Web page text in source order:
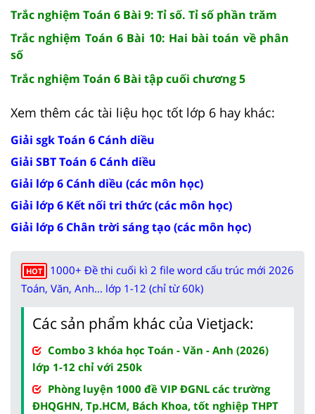
Trắc nghiệm Toán 6 Bài 9: Tỉ số. Tỉ số phần trăm
Trắc nghiệm Toán 6 Bài 10: Hai bài toán về phân
số
Trắc nghiệm Toán 6 Bài tập cuối chương 5
Xem thêm các tài liệu học tốt lớp 6 hay khác:
Giải sgk Toán 6 Cánh diều
Giải SBT Toán 6 Cánh diều
Giải lớp 6 Cánh diều (các môn học)
Giải lớp 6 Kết nối tri thức (các môn học)
Giải lớp 6 Chân trời sáng tạo (các môn học)
HOT
1000+ Đề thi cuối kì 2 file word cấu trúc mới 2026
Toán, Văn, Anh... lớp 1-12 (chỉ từ 60k)
Các sản phẩm khác của Vietjack:
Combo 3 khóa học Toán - Văn - Anh (2026)
lớp 1-12 chỉ với 250k
Phòng luyện 1000 đề VIP ĐGNL các trường
ĐHQGHN, Tp.HCM, Bách Khoa, tốt nghiệp THPT